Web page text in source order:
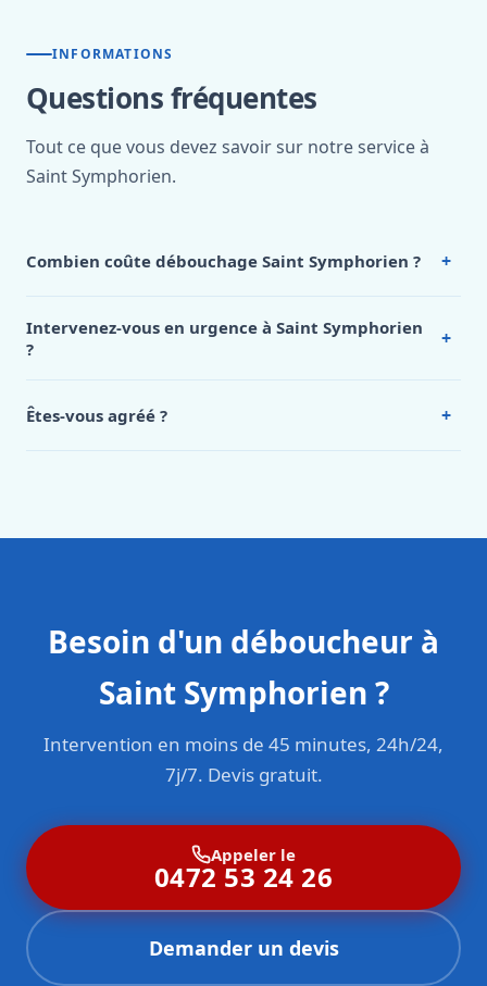
INFORMATIONS
Questions fréquentes
Tout ce que vous devez savoir sur notre service à
Saint Symphorien.
Combien coûte débouchage Saint Symphorien ? +
Symphorien, appelez le 0472 53 24 26.
Intervenez-vous en urgence à Saint Symphorien
?
+
Êtes-vous agréé ? +
Besoin d'un déboucheur à
Saint Symphorien ?
Intervention en moins de 45 minutes, 24h/24,
7j/7. Devis gratuit.
Appeler le
0472 53 24 26
Demander un devis